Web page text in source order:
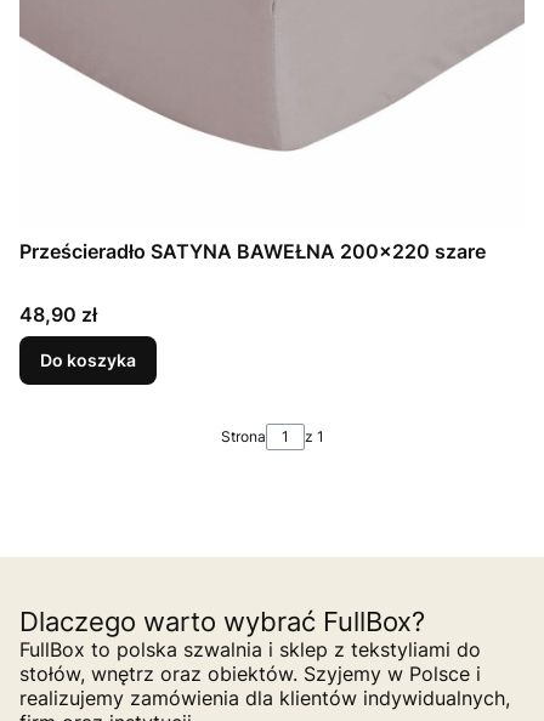
Prześcieradło SATYNA BAWEŁNA 200x220 szare
Cena
48,90 zł
Do koszyka
Strona z 1
Dlaczego warto wybrać FullBox?
FullBox to polska szwalnia i sklep z tekstyliami do
stołów, wnętrz oraz obiektów. Szyjemy w Polsce i
realizujemy zamówienia dla klientów indywidualnych,